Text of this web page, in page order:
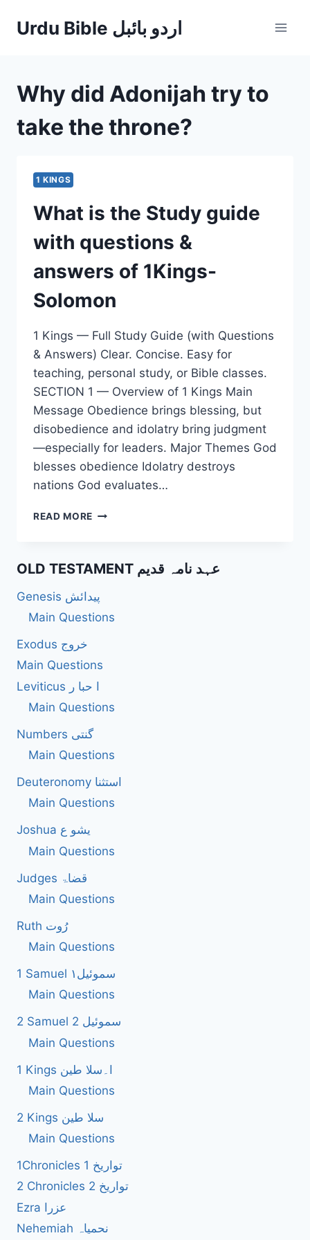
Urdu Bible اردو بائبل
Why did Adonijah try to
take the throne?
1 KINGS
What is the Study guide
with questions &
answers of 1Kings-
Solomon
1 Kings — Full Study Guide (with Questions
& Answers) Clear. Concise. Easy for
teaching, personal study, or Bible classes.
SECTION 1 — Overview of 1 Kings Main
Message Obedience brings blessing, but
disobedience and idolatry bring judgment
—especially for leaders. Major Themes God
blesses obedience Idolatry destroys
nations God evaluates…
READ MORE WHAT
GUIDE
QUESTIONS
&
SOLOMON
OLD TESTAMENT عہد نامہ قدیم
Genesis پیدائش
Main Questions
Exodus خروج
Main Questions
Leviticus ا حبا ر
Main Questions
Numbers گنتی
Main Questions
Deuteronomy استثنا
Main Questions
Joshua یشو ع
Main Questions
Judges قضاۃ
Main Questions
Ruth رُوت
Main Questions
1 Samuel سموئیل۱
Main Questions
2 Samuel 2 سموئیل
Main Questions
1 Kings ا۔سلا طین
Main Questions
2 Kings سلا طین
Main Questions
1Chronicles 1 تواریخ
2 Chronicles 2 تواریخ
Ezra عزرا
Nehemiah نحمیاہ